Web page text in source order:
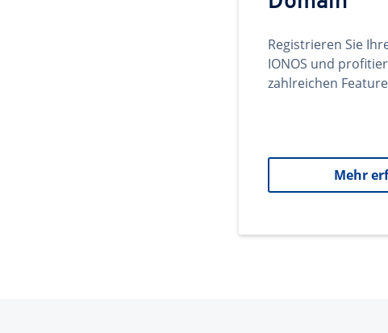
Registrieren Sie
IONOS und
zahlreichen
Mehr